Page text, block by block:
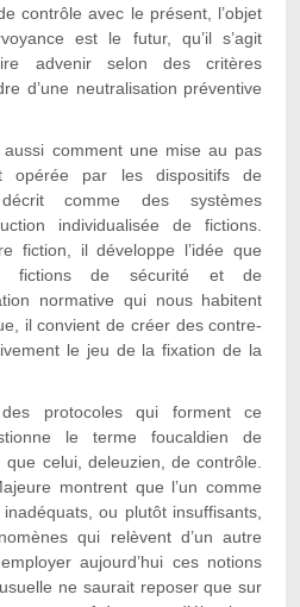
contrôle avec le présent, l’objet
est le futur, qu’il s’agit
advenir selon des critères
d’une neutralisation préventive
comment une mise au pas
opérée par les dispositifs de
comme des systèmes
individualisée de fictions.
fiction, il développe l’idée que
fictions de sécurité et de
normative qui nous habitent
il convient de créer des contre-
le jeu de la fixation de la
protocoles qui forment ce
le terme foucaldien de
que celui, deleuzien, de contrôle.
montrent que l’un comme
inadéquats, ou plutôt insuffisants,
qui relèvent d’un autre
aujourd’hui ces notions
ne saurait reposer que sur